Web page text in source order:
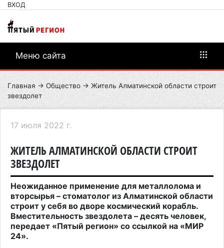
ВХОД
Меню сайта
Главная → Общество → Житель Алматинской области строит
звездолет
17 июля 2022 г.
ЖИТЕЛЬ АЛМАТИНСКОЙ ОБЛАСТИ СТРОИТ
ЗВЕЗДОЛЕТ
Неожиданное применение для металлолома и
вторсырья – стоматолог из Алматинской области
строит у себя во дворе космический корабль.
Вместительность звездолета – десять человек,
передает «Пятый регион» со ссылкой на «МИР
24».